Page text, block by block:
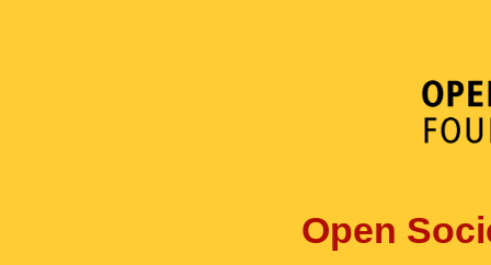
Open